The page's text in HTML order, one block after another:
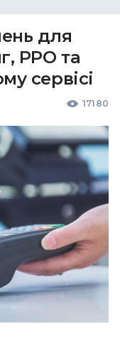
для
РРО та
сервісі
17180